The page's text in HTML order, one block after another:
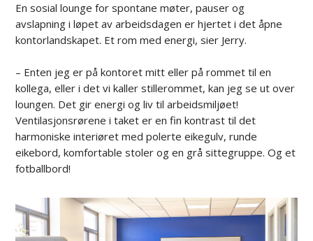
En sosial lounge for spontane møter, pauser og
avslapning i løpet av arbeidsdagen er hjertet i det åpne
kontorlandskapet. Et rom med energi, sier Jerry.
– Enten jeg er på kontoret mitt eller på rommet til en
kollega, eller i det vi kaller stillerommet, kan jeg se ut over
loungen. Det gir energi og liv til arbeidsmiljøet!
Ventilasjonsrørene i taket er en fin kontrast til det
harmoniske interiøret med polerte eikegulv, runde
eikebord, komfortable stoler og en grå sittegruppe. Og et
fotballbord!